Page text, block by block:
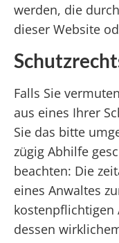
werden, die
dieser Website
Falls Sie
aus eines Ihrer
Sie das bitte
zügig Abhilfe
beachten: Die
eines Anwaltes
dessen